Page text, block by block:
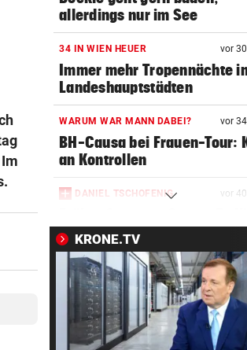
allerdings nur im See
34 IN WIEN HEUER vor
Immer mehr Tropennächte
Landeshauptstädten
WARUM WAR MANN DABEI? vor
BH-Causa bei Frauen-Tour:
an Kontrollen
DANIEL TSCHOFENIG vor
verletzungsfrei!“
AUF DER BRENNERSTRECKE vor 41
Paar wurde mit Pkw von der
Autobahn geschleudert
FRAUEN & ZUSAMMENHALT? vor
KRONE.TV